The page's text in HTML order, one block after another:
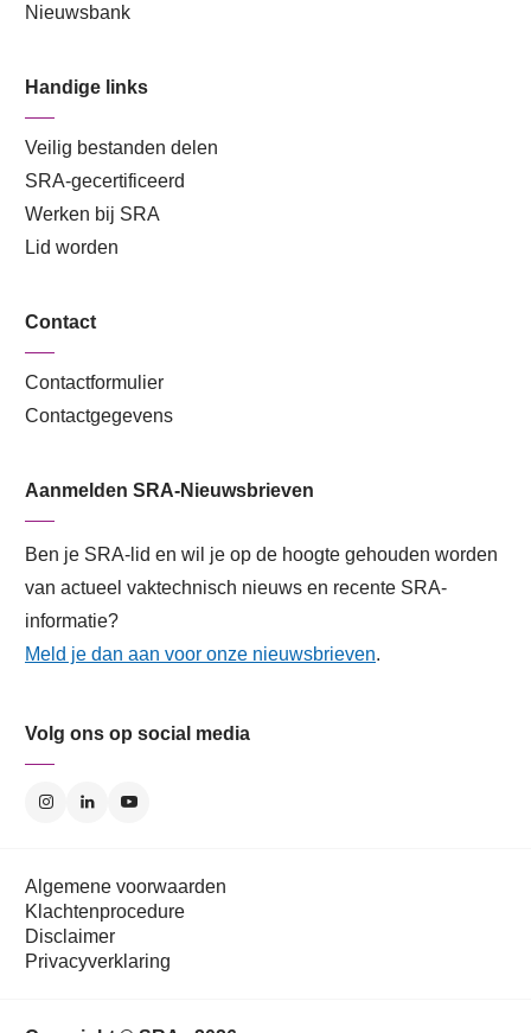
Nieuwsbank
Handige links
Veilig bestanden delen
SRA-gecertificeerd
Werken bij SRA
Lid worden
Contact
Contactformulier
Contactgegevens
Aanmelden SRA-Nieuwsbrieven
Ben je SRA-lid en wil je op de hoogte gehouden worden
van actueel vaktechnisch nieuws en recente SRA-
informatie?
Meld je dan aan voor onze nieuwsbrieven.
Volg ons op social media
Algemene voorwaarden
Klachtenprocedure
Disclaimer
Privacyverklaring